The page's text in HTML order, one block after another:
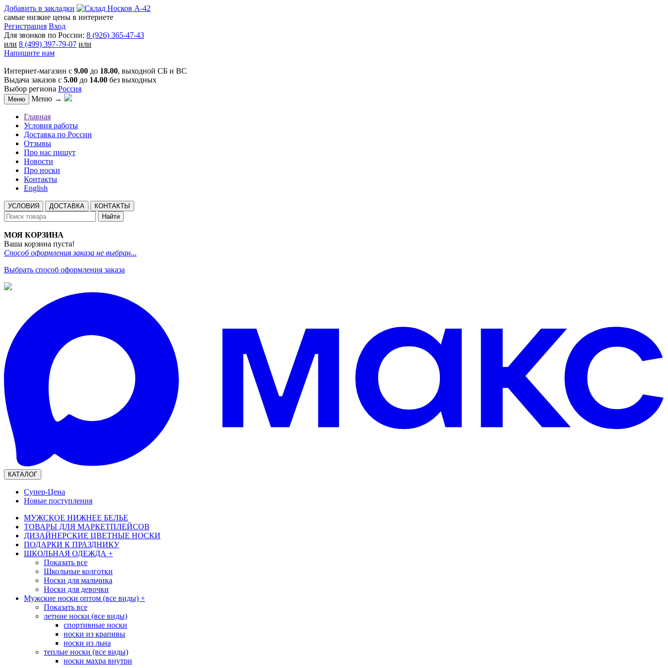
Добавить в закладки
самые низкие цены в интернете
Регистрация Вход
Для звонков по России: 8 (926) 365-47-43
или 8 (499) 397-79-07 или
Напишите нам
Интернет-магазин с 9.00 до 18.00, выходной СБ и ВС
Выдача заказов с 5.00 до 14.00 без выходных
Выбор региона Россия
Меню Меню →
Главная
Условия работы
Доставка по России
Отзывы
Про нас пишут
Новости
Про носки
Контакты
English
УСЛОВИЯ ДОСТАВКА
КОНТАКТЫ
Найти
МОЯ КОРЗИНА
Ваша корзина пуста!
Способ оформления заказа не выбран...
Выбрать способ оформления заказа
КАТАЛОГ
Супер-Цена
Новые поступления
МУЖСКОЕ НИЖНЕЕ БЕЛЬЕ
ТОВАРЫ ДЛЯ МАРКЕТПЛЕЙСОВ
ДИЗАЙНЕРСКИЕ ЦВЕТНЫЕ НОСКИ
ПОДАРКИ К ПРАЗДНИКУ
ШКОЛЬНАЯ ОДЕЖДА +
Показать все
Школьные колготки
Носки для мальчика
Носки для девочки
Мужские носки оптом (все виды) +
Показать все
летние носки (все виды)
спортивные носки
носки из крапивы
носки из льна
теплые носки (все виды)
носки махра внутри